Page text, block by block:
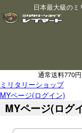
日本最大級の
通常送料770円
ミリタリーショップ
MYページ(ログイン)
MYページ(ログ